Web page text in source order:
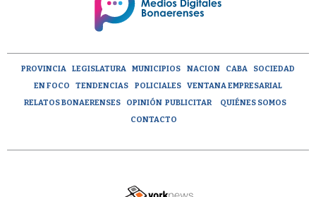
PROVINCIA LEGISLATURA MUNICIPIOS NACION CABA
SOCIEDAD
EN FOCO
TENDENCIAS POLICIALES
VENTANA EMPRESARIAL
RELATOS BONAERENSES
OPINIÓN PUBLICITAR
QUIÉNES SOMOS
CONTACTO